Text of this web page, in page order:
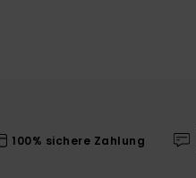
100% sichere Zahlung